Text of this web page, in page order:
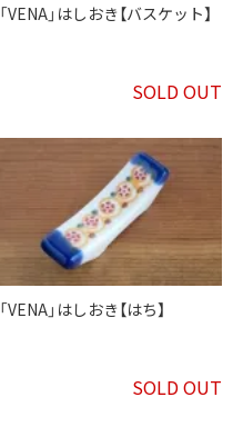
「VENA」はしおき【バスケット】
SOLD OUT
「VENA」はしおき【はち】
SOLD OUT